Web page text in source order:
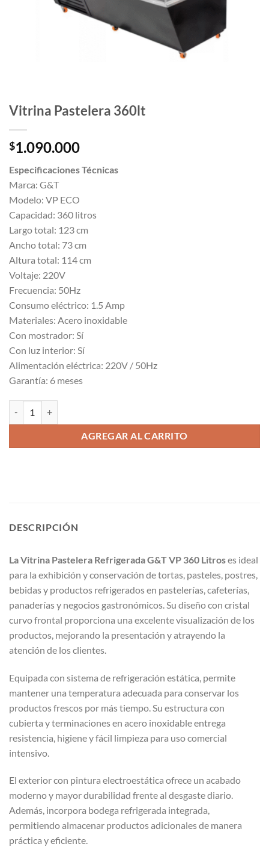
Vitrina Pastelera 360lt
$1.090.000
Especificaciones Técnicas
Marca: G&T
Modelo: VP ECO
Capacidad: 360 litros
Largo total: 123 cm
Ancho total: 73 cm
Altura total: 114 cm
Voltaje: 220V
Frecuencia: 50Hz
Consumo eléctrico: 1.5 Amp
Materiales: Acero inoxidable
Con mostrador: Sí
Con luz interior: Sí
Alimentación eléctrica: 220V / 50Hz
Garantía: 6 meses
AGREGAR AL CARRITO
DESCRIPCIÓN
La Vitrina Pastelera Refrigerada G&T VP 360 Litroses ideal
para la exhibición y conservación de tortas, pasteles, postres,
bebidas y productos refrigerados en pastelerías, cafeterías,
panaderías y negocios gastronómicos. Su diseño con cristal
curvo frontal proporciona una excelente visualización de los
productos, mejorando la presentación y atrayendo la
atención de los clientes.
Equipada con sistema de refrigeración estática, permite
mantener una temperatura adecuada para conservar los
productos frescos por más tiempo. Su estructura con
cubierta y terminaciones en acero inoxidable entrega
resistencia, higiene y fácil limpieza para uso comercial
intensivo.
El exterior con pintura electroestática ofrece un acabado
moderno y mayor durabilidad frente al desgaste diario.
Además, incorpora bodega refrigerada integrada,
permitiendo almacenar productos adicionales de manera
práctica y eficiente.